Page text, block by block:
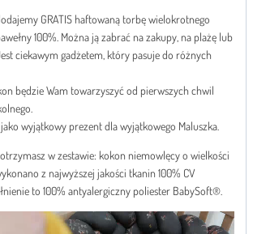
GRATIS haftowaną torbę wielokrotnego
100%. Można ją zabrać na zakupy, na plażę lub
ciekawym gadżetem, który pasuje do różnych
będzie Wam towarzyszyć od pierwszych chwil
wyjątkowy prezent dla wyjątkowego Maluszka.
w zestawie: kokon niemowlęcy o wielkości
z najwyższej jakości tkanin 100% CV
to 100% antyalergiczny poliester BabySoft®.